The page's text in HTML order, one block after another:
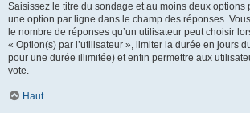
Saisissez le titre du sondage et au moins deux options
une option par ligne dans le champ des réponses.
le nombre de réponses qu’un utilisateur peut choisir
« Option(s) par l’utilisateur », limiter la durée en jours
pour une durée illimitée) et enfin permettre aux
vote.
Haut